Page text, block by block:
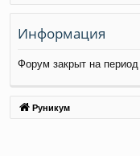
лк
и
Информация
Форум закрыт на
Руникум